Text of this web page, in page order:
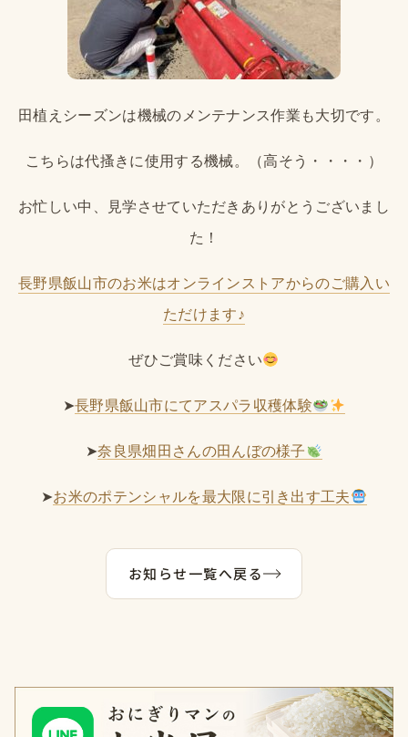
田植えシーズンは機械のメンテナンス作業も大切です。
こちらは代搔きに使用する機械。（高そう・・・・）
お忙しい中、見学させていただきありがとうございまし
た！
長野県飯山市のお米はオンラインストアからのご購入い
ただけます♪
ぜひご賞味ください
➤長野県飯山市にてアスパラ収穫体験
➤奈良県畑田さんの田んぼの様子
➤お米のポテンシャルを最大限に引き出す工夫
お知らせ一覧へ戻る